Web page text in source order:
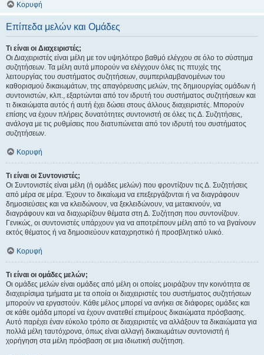
Κορυφή
Επίπεδα μελών και Ομάδες
Τι είναι οι Διαχειριστές;
Οι Διαχειριστές είναι μέλη με τον υψηλότερο βαθμό ελέγχου σε όλο το σύστημα
συζητήσεων. Τα μέλη αυτά μπορούν να ελέγχουν όλες τις πτυχές της
λειτουργίας του συστήματος συζητήσεων, συμπεριλαμβανομένων του
καθορισμού δικαιωμάτων, της απαγόρευσης μελών, της δημιουργίας ομάδων ή
συντονιστών, κλπ., εξαρτώνται από τον ιδρυτή του συστήματος συζητήσεων και
τι δικαιώματα αυτός ή αυτή έχει δώσει στους άλλους διαχειριστές. Μπορούν
επίσης να έχουν πλήρεις δυνατότητες συντονιστή σε όλες τις Δ. Συζητήσεις,
ανάλογα με τις ρυθμίσεις που διατυπώνεται από τον ιδρυτή του συστήματος
συζητήσεων.
Κορυφή
Τι είναι οι Συντονιστές;
Οι Συντονιστές είναι μέλη (ή ομάδες μελών) που φροντίζουν τις Δ. Συζητήσεις
από μέρα σε μέρα. Έχουν το δικαίωμα να επεξεργάζονται ή να διαγράφουν
δημοσιεύσεις και να κλειδώνουν, να ξεκλειδώνουν, να μετακινούν, να
διαγράφουν και να διαχωρίζουν θέματα στη Δ. Συζήτηση που συντονίζουν.
Γενικώς, οι συντονιστές υπάρχουν για να αποτρέπουν μέλη από το να βγαίνουν
εκτός θέματος ή να δημοσιεύουν καταχρηστικό ή προσβλητικό υλικό.
Κορυφή
Τι είναι οι ομάδες μελών;
Οι ομάδες μελών είναι ομάδες από μέλη οι οποίες μοιράζουν την κοινότητα σε
διαχειρίσιμα τμήματα με τα οποία οι διαχειριστές του συστήματος συζητήσεων
μπορούν να εργαστούν. Κάθε μέλος μπορεί να ανήκει σε διάφορες ομάδες και
σε κάθε ομάδα μπορεί να έχουν ανατεθεί επιμέρους δικαιώματα πρόσβασης.
Αυτό παρέχει έναν εύκολο τρόπο σε διαχειριστές να αλλάξουν τα δικαιώματα για
πολλά μέλη ταυτόχρονα, όπως είναι αλλαγή δικαιωμάτων συντονιστή ή
χορήγηση στα μέλη πρόσβαση σε μια ιδιωτική συζήτηση.